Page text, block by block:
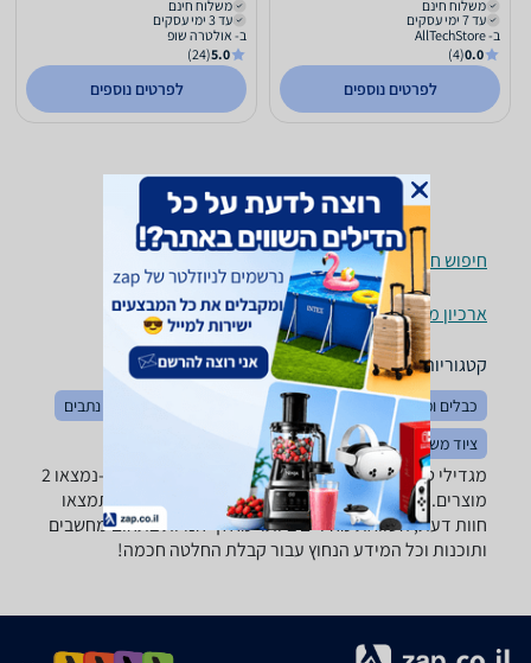
משלוח חינם
עד 7 ימי עסקים
ב- AllTechStore
0.0
(4)
לפרטים נוספים
משלוח חינם
עד 3 ימי עסקים
ב- אולטרה שופ
5.0
(24)
לפרטים נוספים
חיפוש חנויות מגדילי טווח / Access Points לפי עיר
ארכיון מוצרים
קטגוריות משלימות
כבלים ומתאמים מודמים מודמים סלולריים
ראוטרים / נתבים
ציוד משלים לתקשורת
מגדילי טווח / Access Points ‏נקודת גישה ‏1800 ‏Mbps -נמצאו 2
מוצרים. מחפש מגדיל טווח / Access Point? רק בזאפ תמצאו
חוות דעת, השוואת מחירים ביותר מאלף חנויות בתחום מחשבים
ותוכנות וכל המידע הנחוץ עבור קבלת החלטה חכמה!